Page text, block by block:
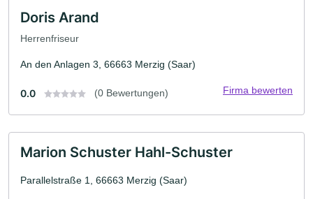
Doris Arand
Herrenfriseur
An den Anlagen 3, 66663 Merzig (Saar)
0.0 (0 Bewertungen) Firma bewerten
Marion Schuster Hahl-Schuster
Parallelstraße 1, 66663 Merzig (Saar)